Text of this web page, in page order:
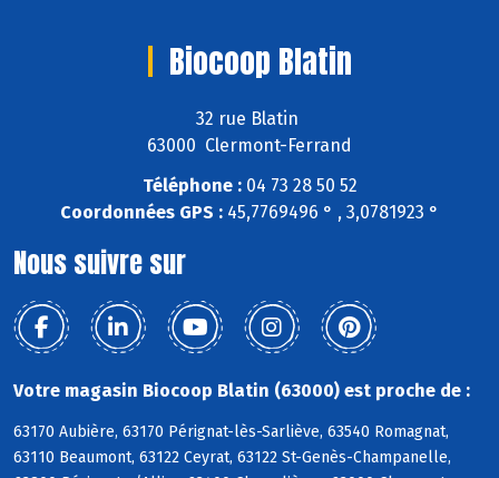
Biocoop Blatin
32 rue Blatin
63000 Clermont-Ferrand
Téléphone :04 73 28 50 52
Coordonnées GPS : 45,7769496 ° , 3,0781923 °
Nous suivre sur
Votre magasin Biocoop Blatin (63000) est proche de :
63170 Aubière, 63170 Pérignat-lès-Sarliève, 63540 Romagnat,
63110 Beaumont, 63122 Ceyrat, 63122 St-Genès-Champanelle,